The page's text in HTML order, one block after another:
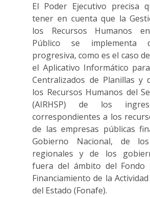
El Poder Ejecutivo precisa
tener en cuenta que la
los Recursos Humanos
Público se implementa
progresiva, como es el caso
el Aplicativo Informático
Centralizados de Planillas y
los Recursos Humanos del
(AIRHSP) de los
correspondientes a los
de las empresas públicas
Gobierno Nacional, de
regionales y de los
fuera del ámbito del Fondo
Financiamiento de la
del Estado (Fonafe).